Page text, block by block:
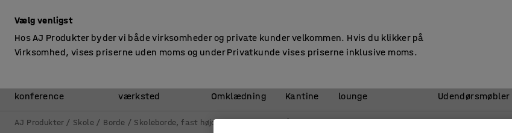
konference
værksted
Omklædning Kantine
lounge
Udendørsmøbler
AJ Produkter Skole Borde Skoleborde, fast højde Skoleborde i ståhøjde
Vælg venligst
Hos AJ Produkter byder vi både virksomheder og private kunder velkommen. Hvis du klikker på
Virksomhed, vises priserne uden moms og under Privatkunde vises priserne inklusive moms.